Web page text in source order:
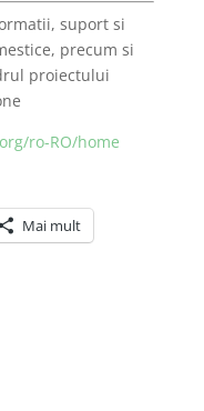
suport si
precum si
proiectului
ro-RO/home
Mai mult